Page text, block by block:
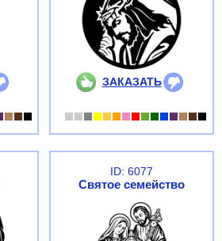
ЗАКАЗАТЬ
ID: 6077
Святое семейство